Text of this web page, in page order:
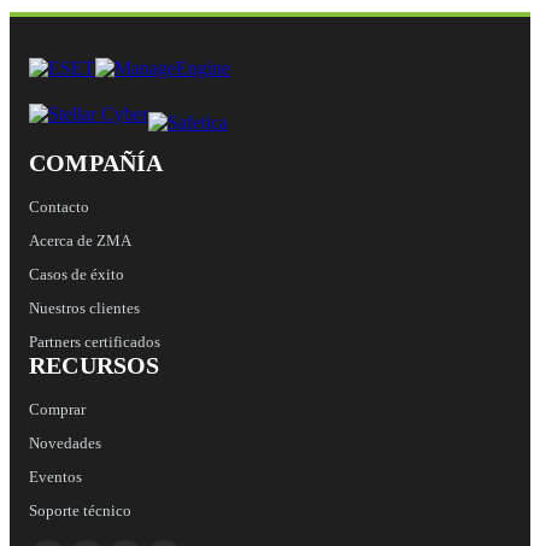
COMPAÑÍA
Contacto
Acerca de ZMA
Casos de éxito
Nuestros clientes
Partners certificados
RECURSOS
Comprar
Novedades
Eventos
Soporte técnico